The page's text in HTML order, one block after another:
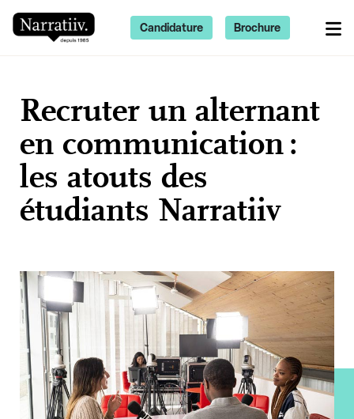
Recruter un alternant
en communication :
les atouts des
étudiants Narratiiv
Candidature Brochure